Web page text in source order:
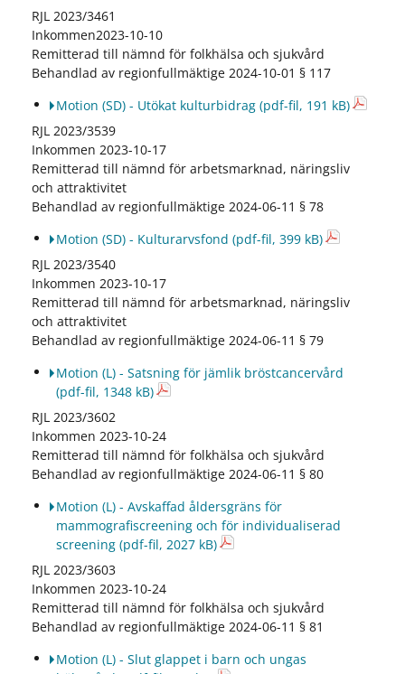
RJL 2023/3461
Inkommen2023-10-10
Remitterad till nämnd för folkhälsa och sjukvård
Behandlad av regionfullmäktige 2024-10-01 § 117
Motion (SD) - Utökat kulturbidrag (pdf-fil, 191 kB)
RJL 2023/3539
Inkommen 2023-10-17
Remitterad till nämnd för arbetsmarknad, näringsliv
och attraktivitet
Behandlad av regionfullmäktige 2024-06-11 § 78
Motion (SD) - Kulturarvsfond (pdf-fil, 399 kB)
RJL 2023/3540
Inkommen 2023-10-17
Remitterad till nämnd för arbetsmarknad, näringsliv
och attraktivitet
Behandlad av regionfullmäktige 2024-06-11 § 79
Motion (L) - Satsning för jämlik bröstcancervård
(pdf-fil, 1348 kB)
RJL 2023/3602
Inkommen 2023-10-24
Remitterad till nämnd för folkhälsa och sjukvård
Behandlad av regionfullmäktige 2024-06-11 § 80
Motion (L) - Avskaffad åldersgräns för
mammografiscreening och för individualiserad
screening (pdf-fil, 2027 kB)
RJL 2023/3603
Inkommen 2023-10-24
Remitterad till nämnd för folkhälsa och sjukvård
Behandlad av regionfullmäktige 2024-06-11 § 81
Motion (L) - Slut glappet i barn och ungas